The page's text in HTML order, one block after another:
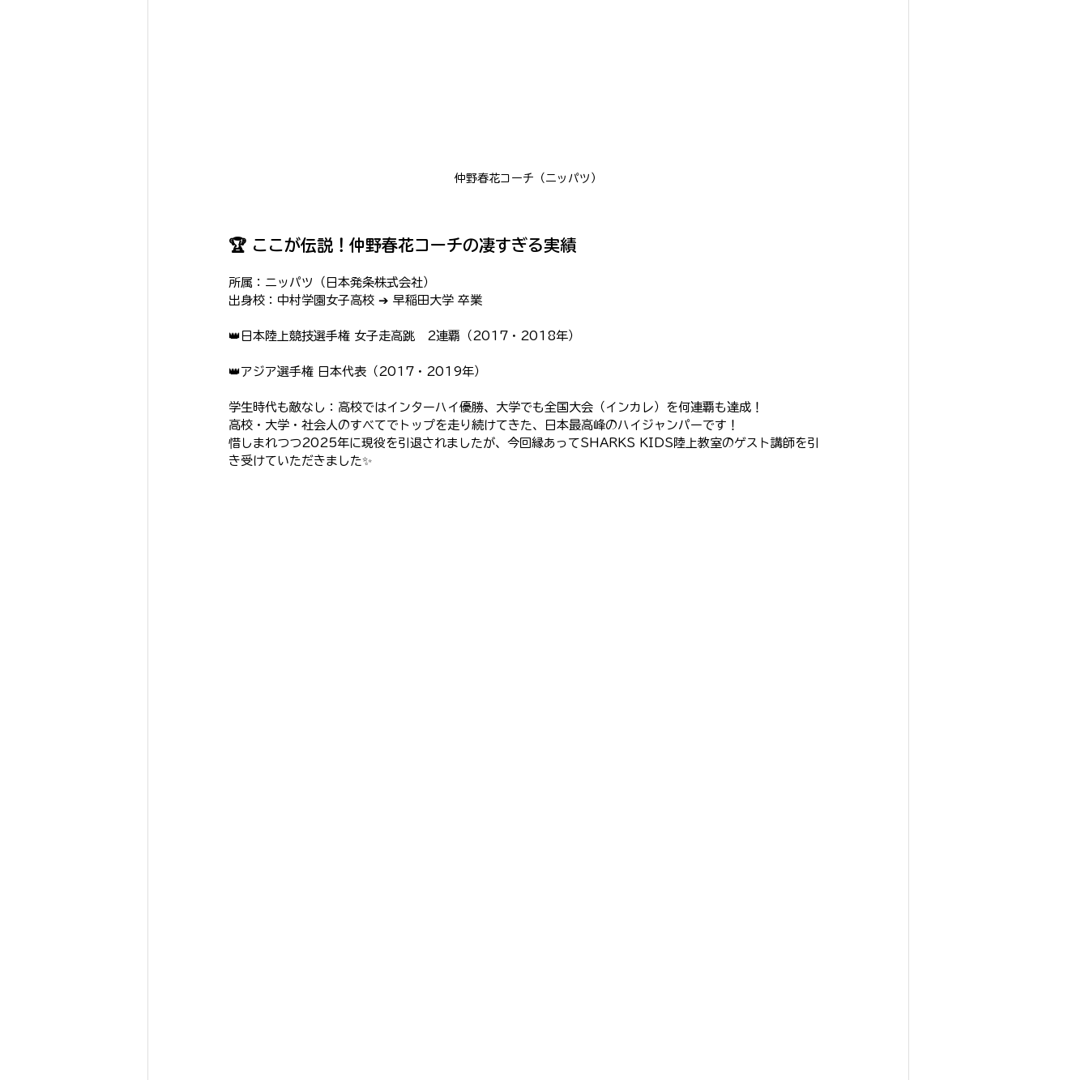
仲野春花コーチ（ニッパツ）
🏆 ここが伝説！仲野春花コーチの凄すぎる実績
所属：ニッパツ（日本発条株式会社）
出身校：中村学園女子高校 ➔ 早稲田大学 卒業
👑日本陸上競技選手権 女子走高跳　2連覇（2017・2018年）
👑アジア選手権 日本代表（2017・2019年）
学生時代も敵なし：高校ではインターハイ優勝、大学でも全国大会（インカレ）を何連覇も達成！
高校・大学・社会人のすべてでトップを走り続けてきた、日本最高峰のハイジャンパーです！
惜しまれつつ2025年に現役を引退されましたが、今回縁あってSHARKS KIDS陸上教室のゲスト講師を引
き受けていただきました✨